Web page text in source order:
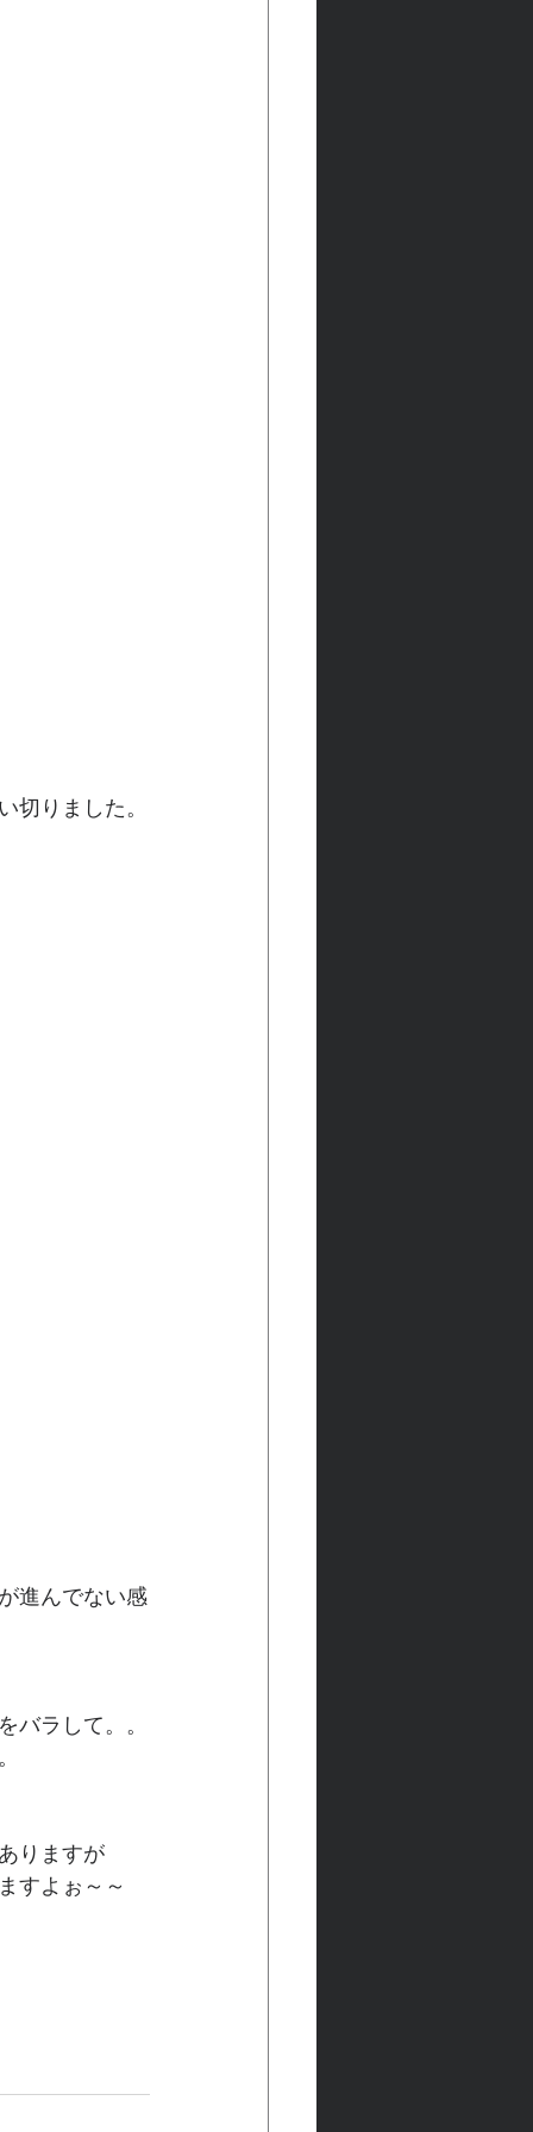
切りました。
進んでない感
バラして。。
りますが
すよぉ～～